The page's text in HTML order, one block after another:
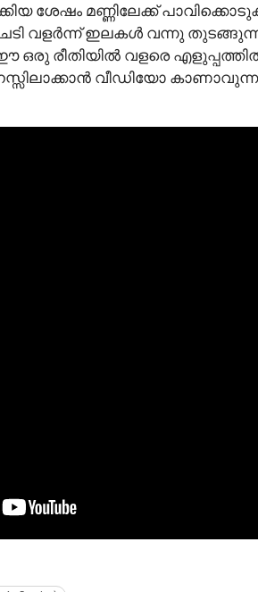
ശേഷം മണ്ണിലേക്ക്
ചെടി വളർന്ന് ഇലകൾ വന്നു
ഒരു രീതിയിൽ വളരെ എളുപ്പത്തിൽ
വീഡിയോ